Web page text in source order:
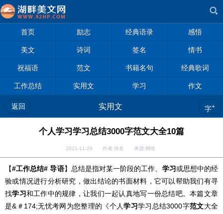
首页 励志 经典语录 感悟
美文 诗词 签名 情书
祝福语 范文 书籍名句 经典歌词
工作总结 实用文 学习 作文
返回 实用文 字+
个人学习学习总结3000字范文大全10篇
2021-11-26 作者:佚名 来源:网络
【#工作总结# 导语】总结是指对某一阶段的工作、 学习或思想中的经
验或情况进行分析研究，做出结论的书面材料，它可以帮助我们有寻
找学习和工作中的规律，让我们一起认真地写一份总结吧。本篇文章
是&＃174;无忧考网为您整理的《个人学习学习总结3000字范文大全